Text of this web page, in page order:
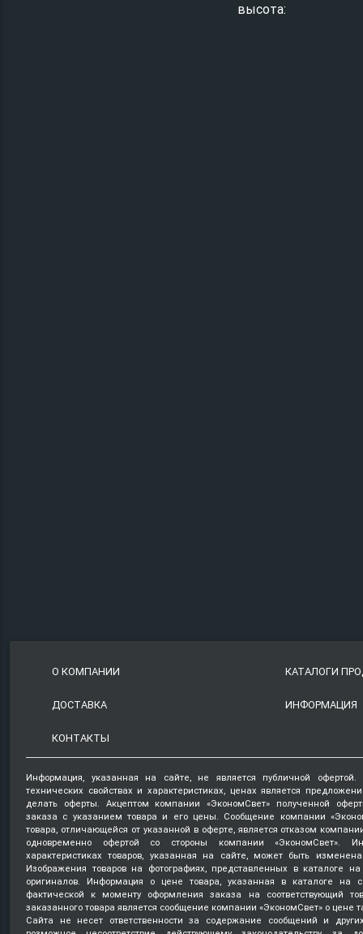
высота:
О КОМПАНИИ КАТАЛОГИ
ДОСТАВКА ИНФОРМАЦИЯ
КОНТАКТЫ
Информация, указанная на сайте, не является публичной
технических свойствах и характеристиках, ценах является
делать оферты. Акцептом компании «ЭкономСвет» полученной
заказа с указанием товара и его цены. Сообщение компании
товара, отличающейся от указанной в оферте, является отказом
одновременно офертой со стороны компании «ЭкономСвет».
характеристиках товаров, указанная на сайте, может быть
Изображения товаров на фотографиях, представленных в каталоге на
оригиналов. Информация о цене товара, указанная в каталоге на
фактической к моменту оформления заказа на соответствующий
заказанного товара является сообщение компании «ЭкономСвет» о цене
Сайта не несет ответственности за содержание сообщений и